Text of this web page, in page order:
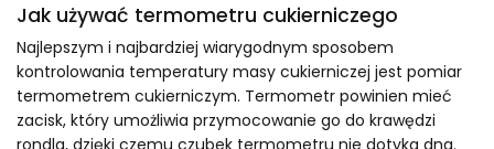
Jak używać termometru cukierniczego
Najlepszym i najbardziej wiarygodnym sposobem
kontrolowania temperatury masy cukierniczej jest pomiar
termometrem cukierniczym. Termometr powinien mieć
zacisk, który umożliwia przymocowanie go do krawędzi
rondla, dzięki czemu czubek termometru nie dotyka dna.